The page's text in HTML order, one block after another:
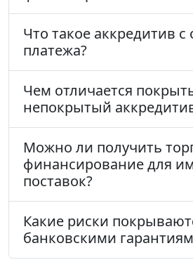
Что такое аккредитив с
платежа?
Чем отличается
непокрытый
Можно ли получить
финансирование для
поставок?
Какие риски
банковскими